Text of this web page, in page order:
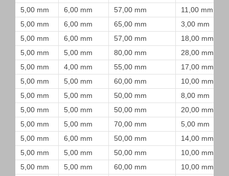
5,00 mm
6,00 mm 57,00 mm
11,00 mm
5,00 mm
6,00 mm 65,00 mm
3,00 mm
5,00 mm
6,00 mm 57,00 mm
18,00 mm
5,00 mm
5,00 mm 80,00 mm
28,00 mm
5,00 mm
4,00 mm 55,00 mm
17,00 mm
5,00 mm
5,00 mm 60,00 mm
10,00 mm
5,00 mm
5,00 mm 50,00 mm
8,00 mm
5,00 mm
5,00 mm 50,00 mm
20,00 mm
5,00 mm
5,00 mm 70,00 mm
5,00 mm
5,00 mm
6,00 mm 50,00 mm
14,00 mm
5,00 mm
5,00 mm 50,00 mm
10,00 mm
5,00 mm
5,00 mm 60,00 mm
10,00 mm